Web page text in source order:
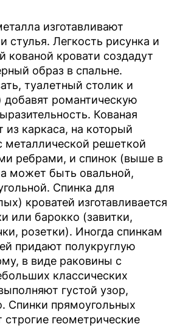
изготавливают
стулья. Легкость рисунка и
кованой кровати создадут
образ в спальне.
туалетный столик и
добавят романтическую
Кованая
из каркаса, на который
металлической решеткой
ребрами, и спинок (выше в
может быть овальной,
Спинка для
кроватей изготавливается
или барокко (завитки,
розетки). Иногда спинкам
придают полукруглую
в виде раковины с
классических
густой узор,
Спинки прямоугольных
геометрические